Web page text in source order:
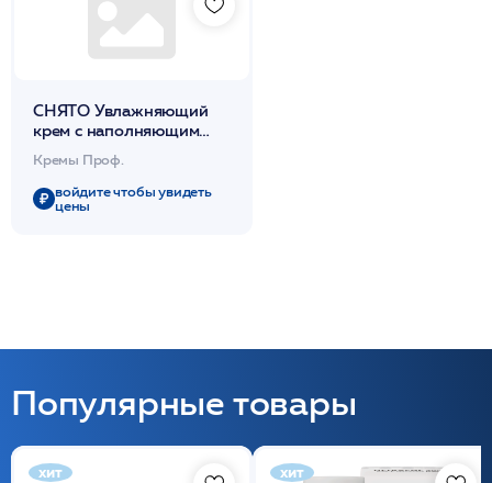
СНЯТО Увлажняющий
крем с наполняющим
действием 150 мл /
HYDRO-REPLENISHING
CREAM
Кремы Проф.
войдите чтобы увидеть
цены
Популярные товары
хит хит